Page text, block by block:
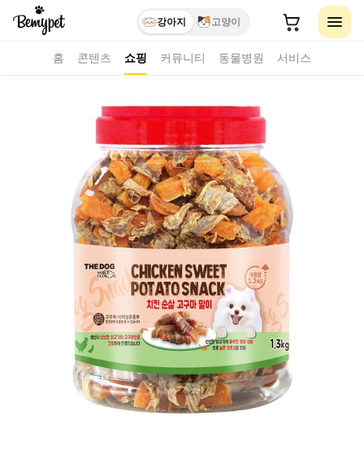
강아지 고양이
홈 콘텐츠 쇼핑 커뮤니티 동물병원 서비스